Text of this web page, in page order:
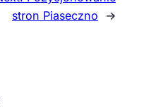
stron Piaseczno
→